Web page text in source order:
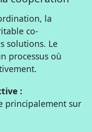
la
co-
solutions. Le
processus où
:
principalement sur